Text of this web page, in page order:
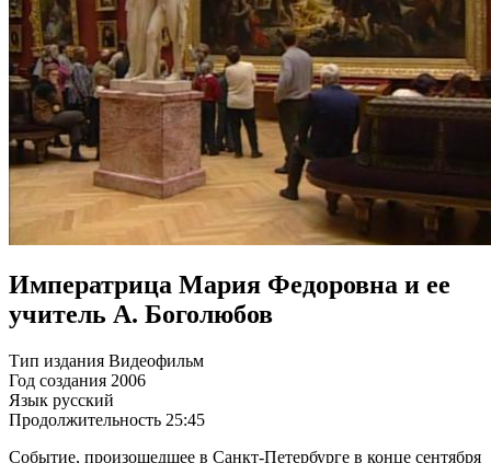
Императрица Мария Федоровна и ее
учитель А. Боголюбов
Тип издания Видеофильм
Год создания 2006
Язык русский
Продолжительность 25:45
Событие, произошедшее в Санкт-Петербурге в конце сентября